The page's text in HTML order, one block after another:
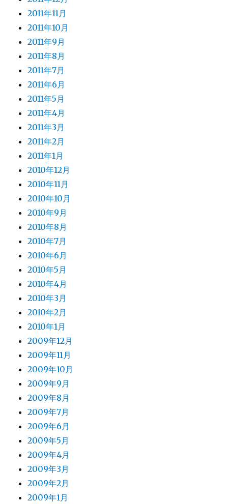
2011年11月
2011年10月
2011年9月
2011年8月
2011年7月
2011年6月
2011年5月
2011年4月
2011年3月
2011年2月
2011年1月
2010年12月
2010年11月
2010年10月
2010年9月
2010年8月
2010年7月
2010年6月
2010年5月
2010年4月
2010年3月
2010年2月
2010年1月
2009年12月
2009年11月
2009年10月
2009年9月
2009年8月
2009年7月
2009年6月
2009年5月
2009年4月
2009年3月
2009年2月
2009年1月